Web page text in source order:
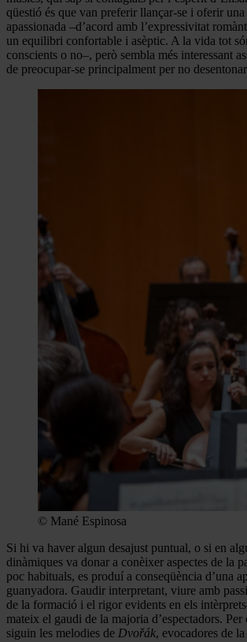
qüestió és que van preferir llançar-se i oferir
apassionada –d’acord amb l’expressivitat
un equilibri confortable i asèptic. A la vida tot
conscients o no–, però sembla més interessant
de preocupar-se principalment per no
© Mané Espinosa
Si hi va haver algun desajust puntual, o si en
dinàmiques va donar a conèixer aspectes de la
poc habituals, es produí a conseqüència d’una
guanyadora. Gaudir interpretant, viure amb
de la formació i el rigor evidents en els
mateix el gaudi de la majoria d’espectadors. Per
siguin les melodies de Dvořák, evocadores de